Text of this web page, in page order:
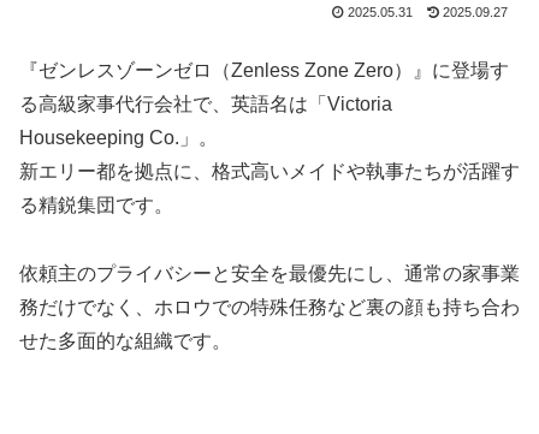
2025.05.31 2025.09.27
『ゼンレスゾーンゼロ（Zenless Zone Zero）』に登場す
る高級家事代行会社で、英語名は「Victoria
Housekeeping Co.」。
新エリー都を拠点に、格式高いメイドや執事たちが活躍す
る精鋭集団です。
依頼主のプライバシーと安全を最優先にし、通常の家事業
務だけでなく、ホロウでの特殊任務など裏の顔も持ち合わ
せた多面的な組織です。